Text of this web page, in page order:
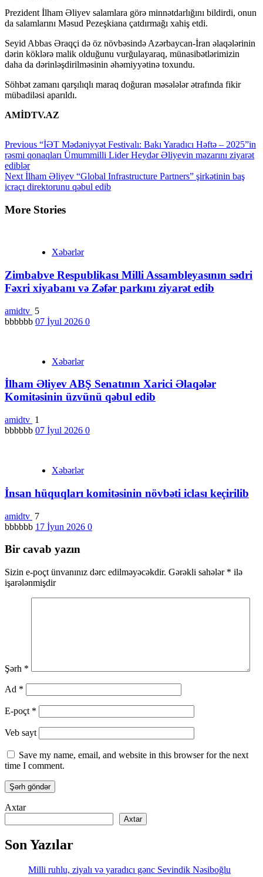
Prezident İlham Əliyev salamlara görə minnətdarlığını bildirdi, onun
da salamlarını Məsud Pezeşkiana çatdırmağı xahiş etdi.
Seyid Abbas Əraqçi də öz növbəsində Azərbaycan-İran əlaqələrinin
dərin köklərə malik olduğunu vurğulayaraq, münasibətlərimizin
daha da dərinləşdirilməsinin əhəmiyyətinə toxundu.
Söhbət zamanı qarşılıqlı maraq doğuran məsələlər ətrafında fikir
mübadiləsi aparıldı.
AMİDTV.AZ
Continue
Reading
Previous “İƏT Mədəniyyət Festivalı: Bakı Yaradıcı Həftə – 2025”in
rəsmi qonaqları Ümummilli Lider Heydər Əliyevin məzarını ziyarət
ediblər
Next İlham Əliyev “Global Infrastructure Partners” şirkətinin baş
icraçı direktorunu qəbul edib
More Stories
Xəbərlər
Zimbabve Respublikası Milli Assambleyasının sədri
Fəxri xiyabanı və Zəfər parkını ziyarət edib
amidtv 5
bbbbbb 07 İyul 2026 0
Xəbərlər
İlham Əliyev ABŞ Senatının Xarici Əlaqələr
Komitəsinin üzvünü qəbul edib
amidtv 1
bbbbbb 07 İyul 2026 0
Xəbərlər
İnsan hüquqları komitəsinin növbəti iclası keçirilib
amidtv 7
bbbbbb 17 İyun 2026 0
Bir cavab yazın
Sizin e-poçt ünvanınız dərc edilməyəcəkdir. Gərəkli sahələr * ilə
işarələnmişdir
Şərh *
Ad *
E-poçt *
Veb sayt
Save my name, email, and website in this browser for the next
time I comment.
Axtar
Axtar
Son Yazılar
Milli ruhlu, ziyalı və yaradıcı gənc Sevindik Nəsiboğlu